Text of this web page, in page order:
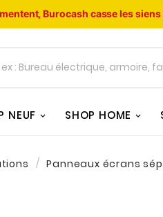
Burocash casse les
NEUF SHOP HOME
Panneaux écrans